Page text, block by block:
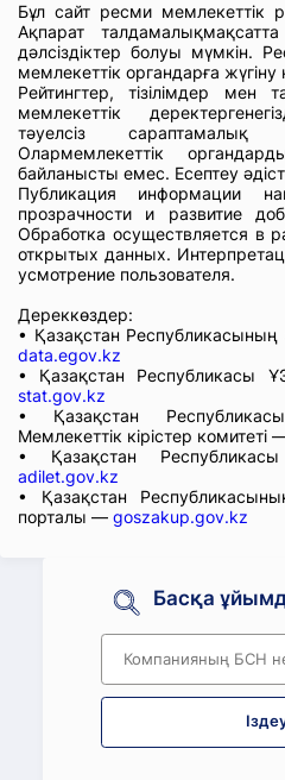
Бұл сайт ресми мемлекеттік
Ақпарат
дәлсіздіктер болуы мүмкін.
мемлекеттік органдарға жүгіну
Рейтингтер, тізілімдер
мемлекеттік
тәуелсіз сараптамалық
Олармемлекеттік
байланысты емес. Есептеу
Публикация информации
прозрачности и развитие
Обработка осуществляется в
открытых данных.
усмотрение пользователя.
Дереккөздер:
• Қазақстан
data.egov.kz
• Қазақстан Республикасы
stat.gov.kz
• Қазақстан
Мемлекеттік кірістер комитеті
• Қазақстан
adilet.gov.kz
• Қазақстан
порталы — goszakup.gov.kz
Басқа